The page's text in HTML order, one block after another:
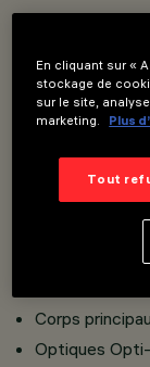
Installation
dans
Projecteur
Branchement
Corps
Optiques
En cliquant sur «
stockage de
sur le site,
marketing.
Plus
Tout